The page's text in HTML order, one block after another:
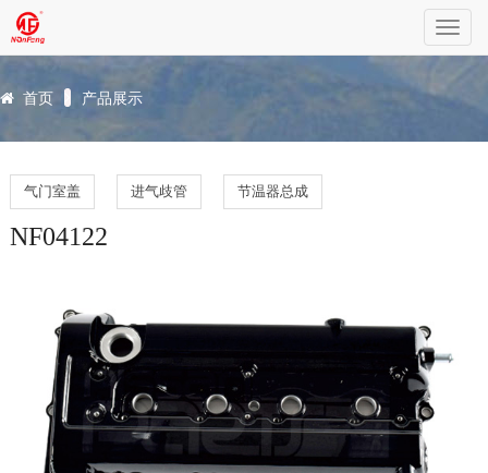
首页 产品展示
气门室盖 进气歧管 节温器总成
NF04122
黄山南风汽车零部件有限公司
地址：安徽省黄山市歙县经济开发区
传真：0086-577-6660 9211
邮箱：nanfeng@nf-auto.com